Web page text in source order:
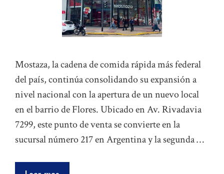
Mostaza, la cadena de comida rápida más federal
del país, continúa consolidando su expansión a
nivel nacional con la apertura de un nuevo local
en el barrio de Flores. Ubicado en Av. Rivadavia
7299, este punto de venta se convierte en la
sucursal número 217 en Argentina y la segunda …